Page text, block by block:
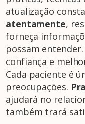
atualização
atentamente,
forneça
possam
confiança e
Cada paciente é
preocupações.
ajudará no
também trará